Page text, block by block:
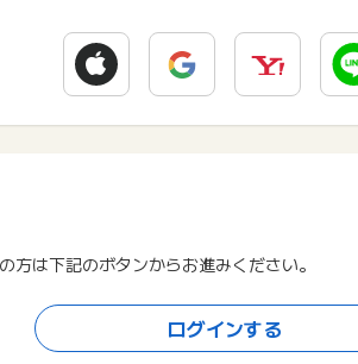
は下記のボタンからお進みください。
ログインする